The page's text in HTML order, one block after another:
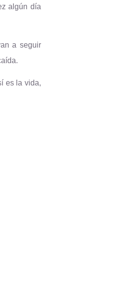
algún día
a seguir
es la vida,